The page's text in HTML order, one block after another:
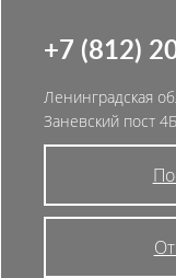
+7 (812)
Ленинградская
Заневский пост